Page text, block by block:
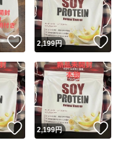
スピード＆安心発送
スピード発送
安心発送
いいね！
2,199円
いいね！
2,199円